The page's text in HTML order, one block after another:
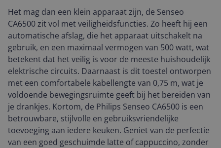
Het mag dan een klein apparaat zijn, de Senseo
CA6500 zit vol met veiligheidsfuncties. Zo heeft hij een
automatische afslag, die het apparaat uitschakelt na
gebruik, en een maximaal vermogen van 500 watt, wat
betekent dat het veilig is voor de meeste huishoudelijk
elektrische circuits. Daarnaast is dit toestel ontworpen
met een comfortabele kabellengte van 0,75 m, wat je
voldoende bewegingsruimte geeft bij het bereiden van
je drankjes. Kortom, de Philips Senseo CA6500 is een
betrouwbare, stijlvolle en gebruiksvriendelijke
toevoeging aan iedere keuken. Geniet van de perfectie
van een goed geschuimde latte of cappuccino, zonder